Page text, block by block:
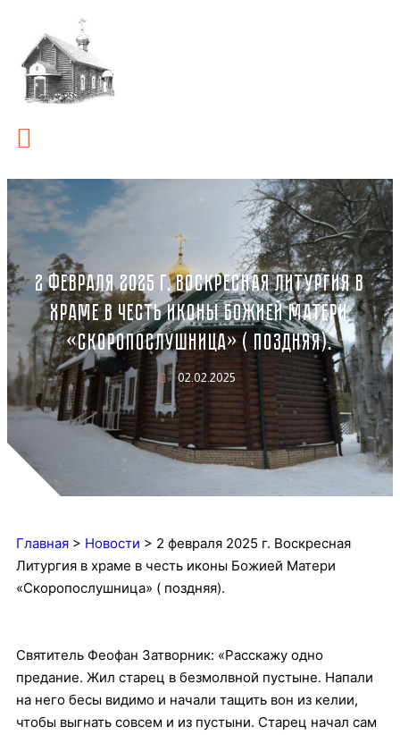
2 ФЕВРАЛЯ 2025 Г. ВОСКРЕСНАЯ ЛИТУРГИЯ В
ХРАМЕ В ЧЕСТЬ ИКОНЫ БОЖИЕЙ МАТЕРИ
«СКОРОПОСЛУШНИЦА» ( ПОЗДНЯЯ).
02.02.2025
Главная > Новости > 2 февраля 2025 г. Воскресная
Литургия в храме в честь иконы Божией Матери
«Скоропослушница» ( поздняя).
Святитель Феофан Затворник: «Расскажу одно
предание. Жил старец в безмолвной пустыне. Напали
на него бесы видимо и начали тащить вон из келии,
чтобы выгнать совсем и из пустыни. Старец начал сам